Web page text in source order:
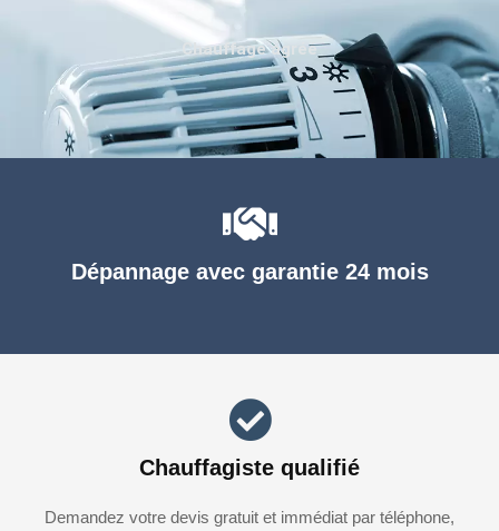
Dépannage avec garantie 24 mois
Chauffagiste qualifié
Demandez votre devis gratuit et immédiat par téléphone,
Chauffage agréé